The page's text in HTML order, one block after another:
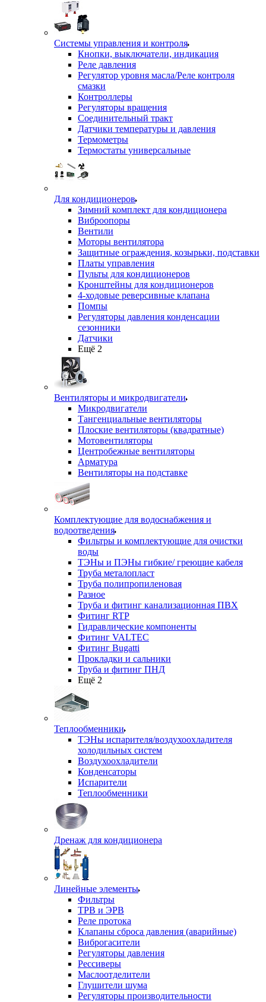
Системы управления и контроля
Кнопки, выключатели, индикация
Реле давления
Регулятор уровня масла/Реле контроля
смазки
Контроллеры
Регуляторы вращения
Соединительный тракт
Датчики температуры и давления
Термометры
Термостаты универсальные
Для кондиционеров
Зимний комплект для кондиционера
Виброопоры
Вентили
Моторы вентилятора
Защитные ограждения, козырьки, подставки
Платы управления
Пульты для кондиционеров
Кронштейны для кондиционеров
4-ходовые реверсивные клапана
Помпы
Регуляторы давления конденсации
сезонники
Датчики
Ещё 2
Вентиляторы и микродвигатели
Микродвигатели
Тангенциальные вентиляторы
Плоские вентиляторы (квадратные)
Мотовентиляторы
Центробежные вентиляторы
Арматура
Вентиляторы на подставке
Комплектующие для водоснабжения и
водоотведения
Фильтры и комплектующие для очистки
воды
ТЭНы и ПЭНы гибкие/ греющие кабеля
Труба металопласт
Труба полипропиленовая
Разное
Труба и фитинг канализационная ПВХ
Фитинг RTP
Гидравлические компоненты
Фитинг VALTEC
Фитинг Bugatti
Прокладки и сальники
Труба и фитинг ПНД
Ещё 2
Теплообменники
ТЭНы испарителя/воздухоохладителя
холодильных систем
Воздухоохладители
Конденсаторы
Испарители
Теплообменники
Дренаж для кондиционера
Линейные элементы
Фильтры
ТРВ и ЭРВ
Реле протока
Клапаны сброса давления (аварийные)
Виброгасители
Регуляторы давления
Рессиверы
Маслоотделители
Глушители шума
Регуляторы производительности